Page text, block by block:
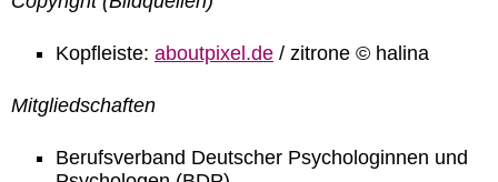
Kopfleiste: aboutpixel.de / zitrone © halina
Mitgliedschaften
Berufsverband Deutscher Psychologinnen und